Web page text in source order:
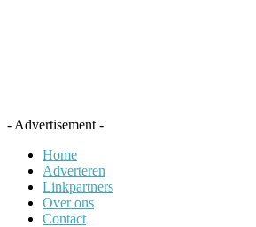
- Advertisement -
Home
Adverteren
Linkpartners
Over ons
Contact